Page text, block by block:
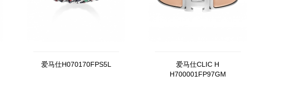
爱马仕H070170FPS5L
爱马仕CLIC H
H700001FP97GM